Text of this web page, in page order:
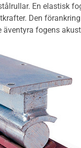
En elastisk
Den
äventyra fogens